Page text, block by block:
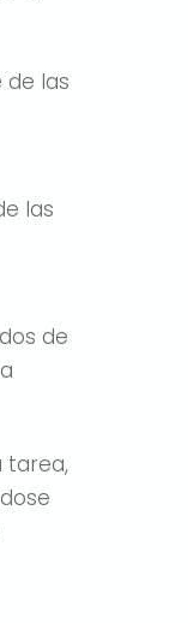
de las
las
de
tarea,